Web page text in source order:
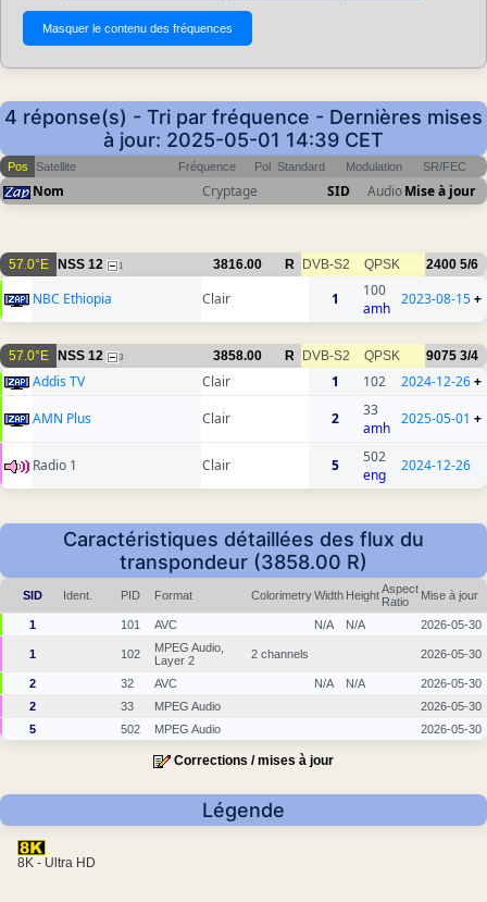
4 réponse(s) - Tri par fréquence - Dernières mises
à jour: 2025-05-01 14:39 CET
Pos Satellite Fréquence Pol Standard Modulation SR/FEC
Nom Cryptage SID AudioMise à jour
57.0°E NSS 12 1 3816.00 R DVB-S2 QPSK 2400 5/6
NBC Ethiopia Clair 1
100
amh
2023-08-15+
57.0°E NSS 12 3 3858.00 R DVB-S2 QPSK 9075 3/4
Addis TV Clair 1 102 2024-12-26+
AMN Plus
Clair 2
33
amh
2025-05-01 +
Radio 1 Clair 5
502
eng
2024-12-26
Caractéristiques détaillées des flux du
transpondeur (3858.00 R)
SID Ident. PID Format ColorimetryWidth HeightAspect
Ratio
Mise à jour
1 101 AVC N/A N/A 2026-05-30
1 102
MPEG Audio,
Layer 2
2 channels 2026-05-30
2 32 AVC N/A N/A
2026-05-30
2
33 MPEG Audio
2026-05-30
5
502 MPEG Audio 2026-05-30
Corrections / mises à jour
Légende
8K - Ultra HD